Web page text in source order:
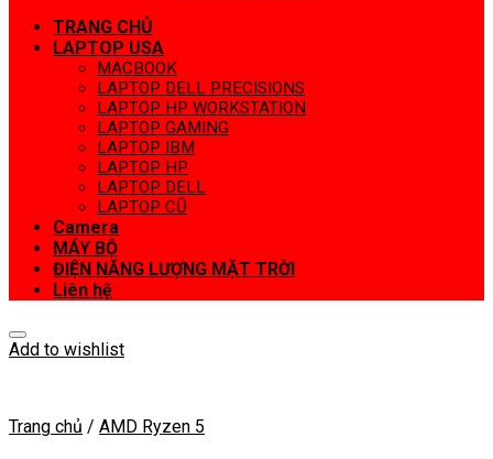
TRANG CHỦ
LAPTOP USA
MACBOOK
LAPTOP DELL PRECISIONS
LAPTOP HP WORKSTATION
LAPTOP GAMING
LAPTOP IBM
LAPTOP HP
LAPTOP DELL
LAPTOP CŨ
Camera
MÁY BỘ
ĐIỆN NĂNG LƯỢNG MẶT TRỜI
Liên hệ
Add to wishlist
Trang chủ / AMD Ryzen 5